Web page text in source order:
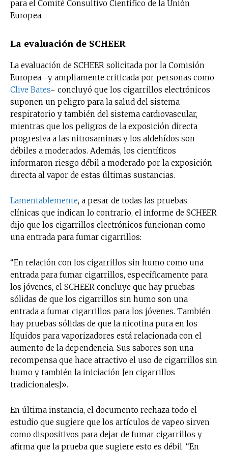
para el Comité Consultivo Científico de la Unión
Europea.
La evaluación de SCHEER
La evaluación de SCHEER solicitada por la Comisión
Europea −y ampliamente criticada por personas como
Clive Bates− concluyó que los cigarrillos electrónicos
suponen un peligro para la salud del sistema
respiratorio y también del sistema cardiovascular,
mientras que los peligros de la exposición directa
progresiva a las nitrosaminas y los aldehídos son
débiles a moderados. Además, los científicos
informaron riesgo débil a moderado por la exposición
directa al vapor de estas últimas sustancias.
Lamentablemente, a pesar de todas las pruebas
clínicas que indican lo contrario, el informe de SCHEER
dijo que los cigarrillos electrónicos funcionan como
una entrada para fumar cigarrillos:
“En relación con los cigarrillos sin humo como una
entrada para fumar cigarrillos, específicamente para
los jóvenes, el SCHEER concluye que hay pruebas
sólidas de que los cigarrillos sin humo son una
entrada a fumar cigarrillos para los jóvenes. También
hay pruebas sólidas de que la nicotina pura en los
líquidos para vaporizadores está relacionada con el
aumento de la dependencia. Sus sabores son una
recompensa que hace atractivo el uso de cigarrillos sin
humo y también la iniciación [en cigarrillos
tradicionales]».
En última instancia, el documento rechaza todo el
estudio que sugiere que los artículos de vapeo sirven
como dispositivos para dejar de fumar cigarrillos y
afirma que la prueba que sugiere esto es débil. “En